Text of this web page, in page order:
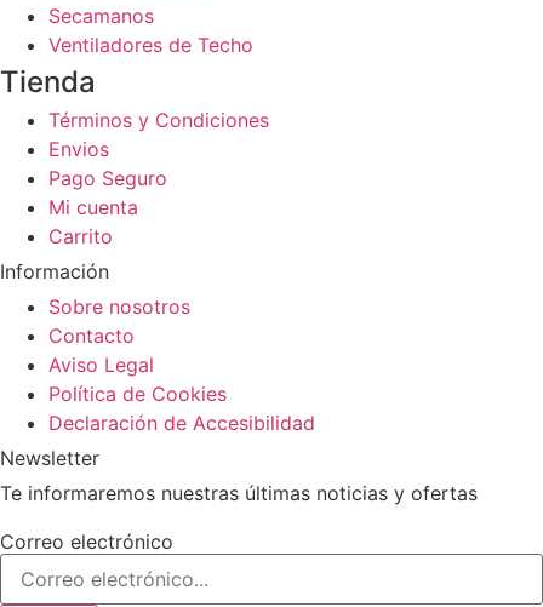
Secamanos
Ventiladores de Techo
Tienda
Términos y Condiciones
Envios
Pago Seguro
Mi cuenta
Carrito
Información
Sobre nosotros
Contacto
Aviso Legal
Política de Cookies
Declaración de Accesibilidad
Newsletter
Te informaremos nuestras últimas noticias y ofertas
Correo electrónico